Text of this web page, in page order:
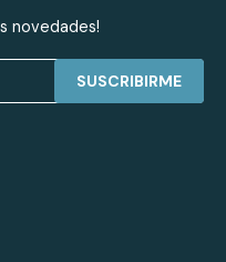
novedades!
SUSCRIBIRME